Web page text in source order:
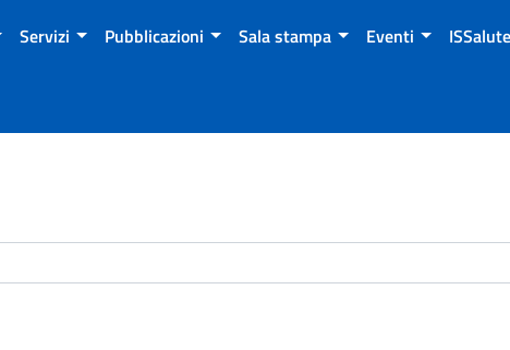
Servizi Pubblicazioni Sala stampa Eventi ISSalute
- Eventi